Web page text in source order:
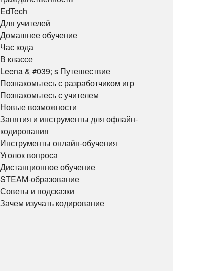
EdTech
Для учителей
Домашнее обучение
Час кода
В классе
Leena & #039; s Путешествие
Познакомьтесь с разработчиком игр
Познакомьтесь с учителем
Новые возможности
Занятия и инструменты для офлайн-
кодирования
Инструменты онлайн-обучения
Уголок вопроса
Дистанционное обучение
STEAM-образование
Советы и подсказки
Зачем изучать кодирование